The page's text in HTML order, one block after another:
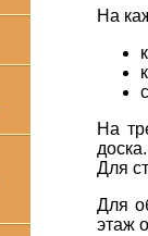
На
На
доска.
Для
Для
этаж